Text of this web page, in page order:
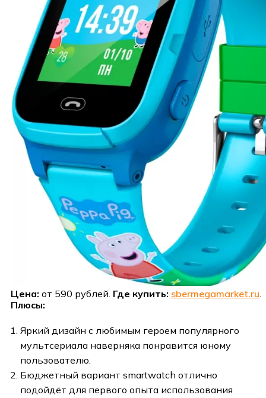
Цена: от 590 рублей. Где купить: sbermegamarket.ru.
Плюсы:
Яркий дизайн с любимым героем популярного
мультсериала наверняка понравится юному
пользователю.
Бюджетный вариант smartwatch отлично
подойдёт для первого опыта использования